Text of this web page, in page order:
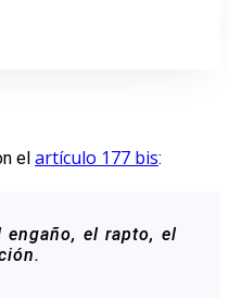
el artículo 177 bis:
el rapto, el